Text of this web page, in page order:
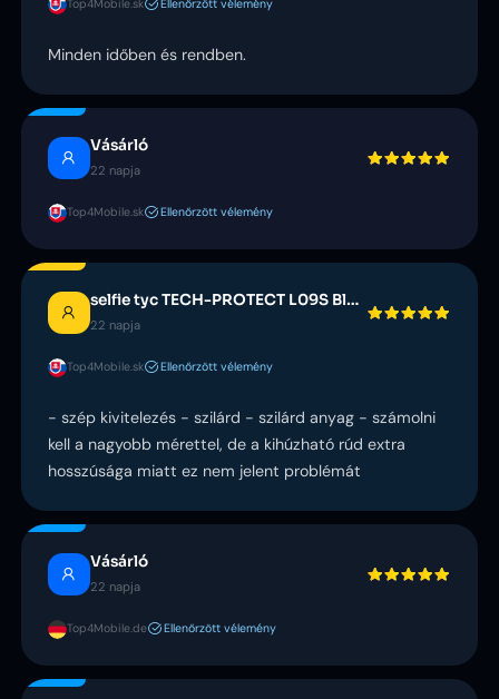
Top4Mobile.sk Ellenőrzött vélemény
Minden időben és rendben.
Vásárló
22 napja
Top4Mobile.sk Ellenőrzött vélemény
selfie tyc TECH-PROTECT L09S Bluetooth biela
22 napja
Top4Mobile.sk Ellenőrzött vélemény
- szép kivitelezés - szilárd - szilárd anyag - számolni
kell a nagyobb mérettel, de a kihúzható rúd extra
hosszúsága miatt ez nem jelent problémát
Vásárló
22 napja
Top4Mobile.de Ellenőrzött vélemény